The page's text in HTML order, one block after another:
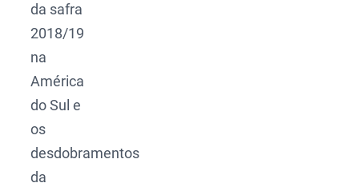
da safra
2018/19
na
América
do Sul e
os
desdobramentos
da